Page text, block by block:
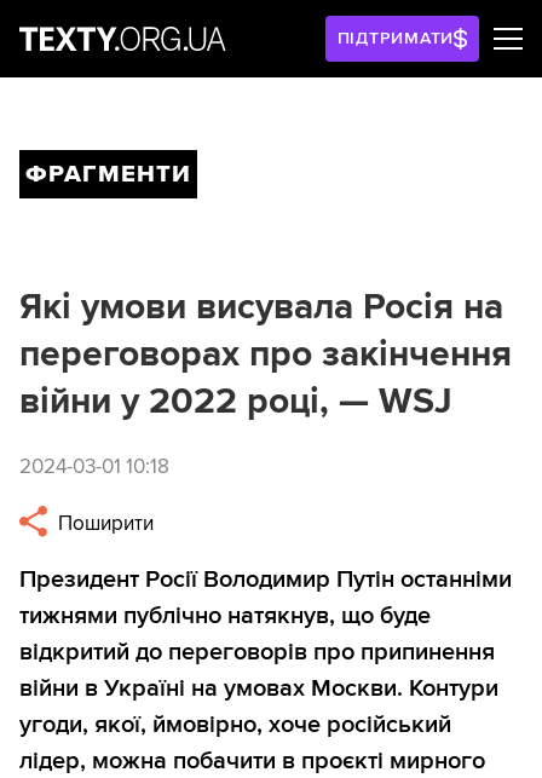
ПІДТРИМАТИ
ФРАГМЕНТИ
Які умови висувала Росія на
переговорах про закінчення
війни у 2022 році, — WSJ
2024-03-01 10:18
Поширити
Президент Росії Володимир Путін останніми
тижнями публічно натякнув, що буде
відкритий до переговорів про припинення
війни в Україні на умовах Москви. Контури
угоди, якої, ймовірно, хоче російський
лідер, можна побачити в проєкті мирного